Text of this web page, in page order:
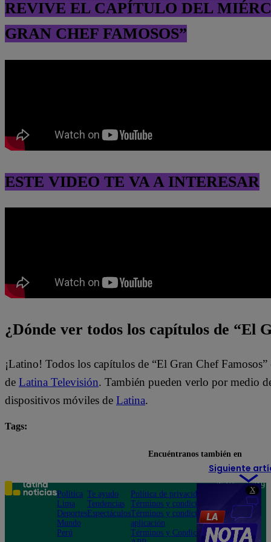
X
REVIVE EL CAPÍTULO DEL
GRAN CHEF FAMOSOS”
ESTE VIDEO TE VA A INTERESAR
¿Dónde ver todos los capítulos de “El
¡Latino! Todos los capítulos de “El Gran Chef
de Latina Televisión. También pueden verlo por medio
dispositivos móviles de Latina.
Tags:
Siguiente
Encuéntranos también en
Política
Lima
Deportes
Mundo
Perú
Te ayudo
Tendencias
Espectáculos
Política de privacidad
Términos y condiciones
Términos y condiciones
aplicación
Términos y Condiciones
Teléfono: 219
Av. San
Felipe 968
Jesús María